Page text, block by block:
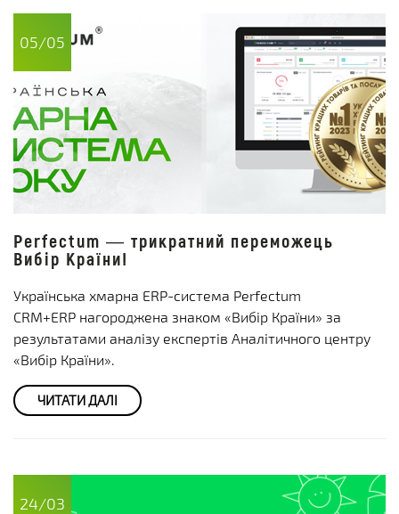
05/05
Perfectum — трикратний переможець
Вибір Країни!
Українська хмарна ERP-система Perfectum
CRM+ERP нагороджена знаком «Вибір Країни» за
результатами аналізу експертів Аналітичного центру
«Вибір Країни».
ЧИТАТИ ДАЛІ
24/03